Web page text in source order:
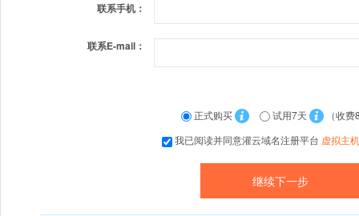
联系手机：
联系E-mail：
正式购买 试用7天
（收费
我已阅读并同意灌云域名注册平台 虚拟主